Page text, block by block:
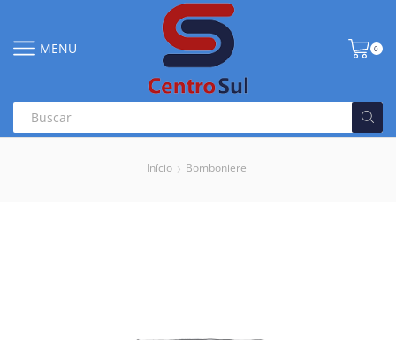
MENU 0
Início Bomboniere